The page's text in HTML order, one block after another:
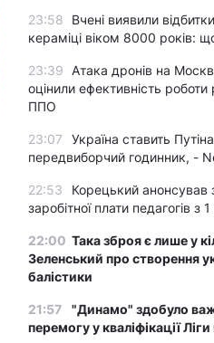
23:58
Вчені виявили
кераміці віком 8000 років:
23:39
Атака дронів на
оцінили ефективність роботи
ППО
23:07
Україна ставить
передвиборчий годинник, -
22:53
Корецький анонсував
заробітної плати педагогів з
22:00 Така зброя є лише у
Зеленський про створення
балістики
21:57
"Динамо" здобуло
перемогу у кваліфікації